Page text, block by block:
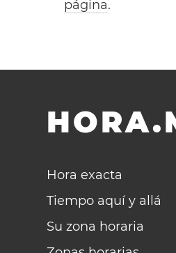
página.
Hora exacta
Tiempo aquí y allá
Su zona horaria